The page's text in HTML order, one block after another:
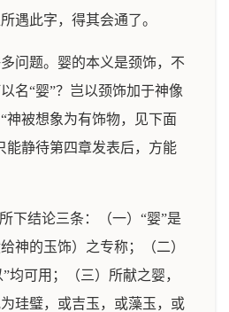
遇此字，得其会通了。
问题。婴的本义是颈饰，不
名“婴”？岂以颈饰加于神像
神被想象为有饰物，见下面
能静待第四章发表后，方能
下结论三条：（一）“婴”是
神的玉饰）之专称；（二）
均可用；（三）所献之婴，
珪璧，或吉玉，或藻玉，或